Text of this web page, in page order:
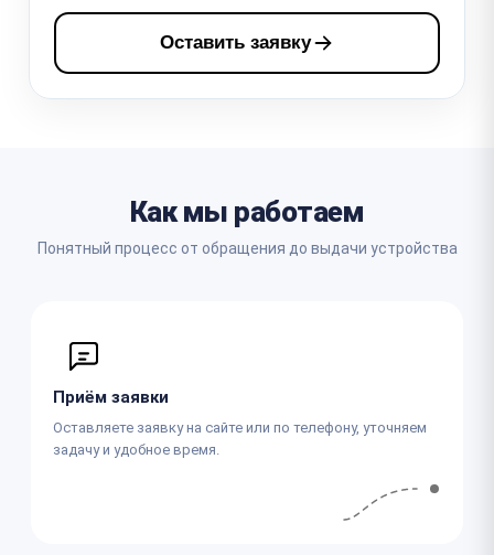
Оставить заявку
Как мы работаем
Понятный процесс от обращения до выдачи устройства
Приём заявки
Оставляете заявку на сайте или по телефону, уточняем
задачу и удобное время.